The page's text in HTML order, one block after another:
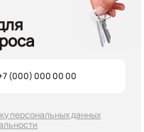
персональных данных